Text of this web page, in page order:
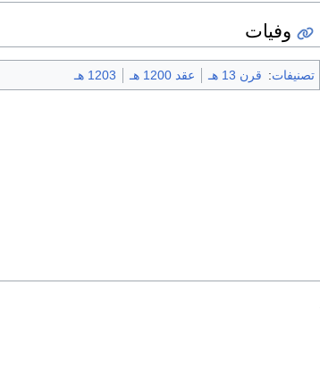
وفيات
تصنيفات: قرن 13 هـ عقد 1200 هـ 1203 هـ